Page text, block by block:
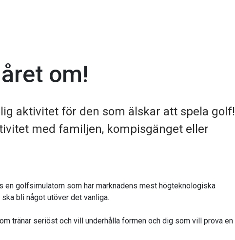
om!
aktivitet för den som älskar att spela golf!
med familjen, kompisgänget eller
en golfsimulatorn som har marknadens mest högteknologiska
bli något utöver det vanliga.
tränar seriöst och vill underhålla formen och dig som vill prova en